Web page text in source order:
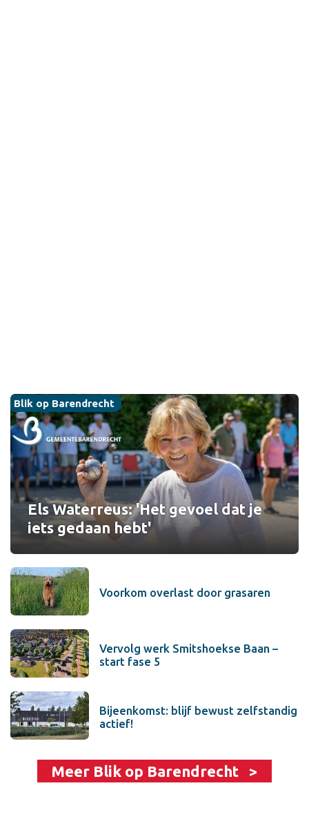
Els Waterreus: 'Het gevoel dat je
iets gedaan hebt'
Blik op Barendrecht
Voorkom overlast door grasaren
Vervolg werk Smitshoekse Baan –
start fase 5
Bijeenkomst: blijf bewust zelfstandig
actief!
Meer Blik op Barendrecht >